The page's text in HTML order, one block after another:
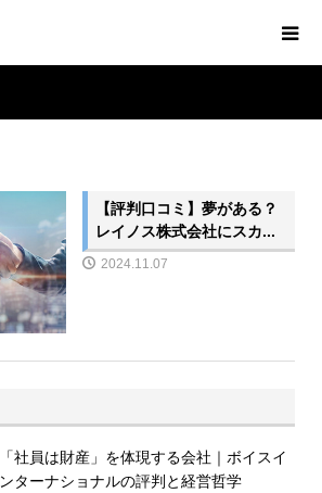
【評判口コミ】夢がある？
レイノス株式会社にスカ...
2024.11.07
「社員は財産」を体現する会社｜ボイスイ
ンターナショナルの評判と経営哲学